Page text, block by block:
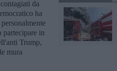
da
ha
in
Trump,
mura